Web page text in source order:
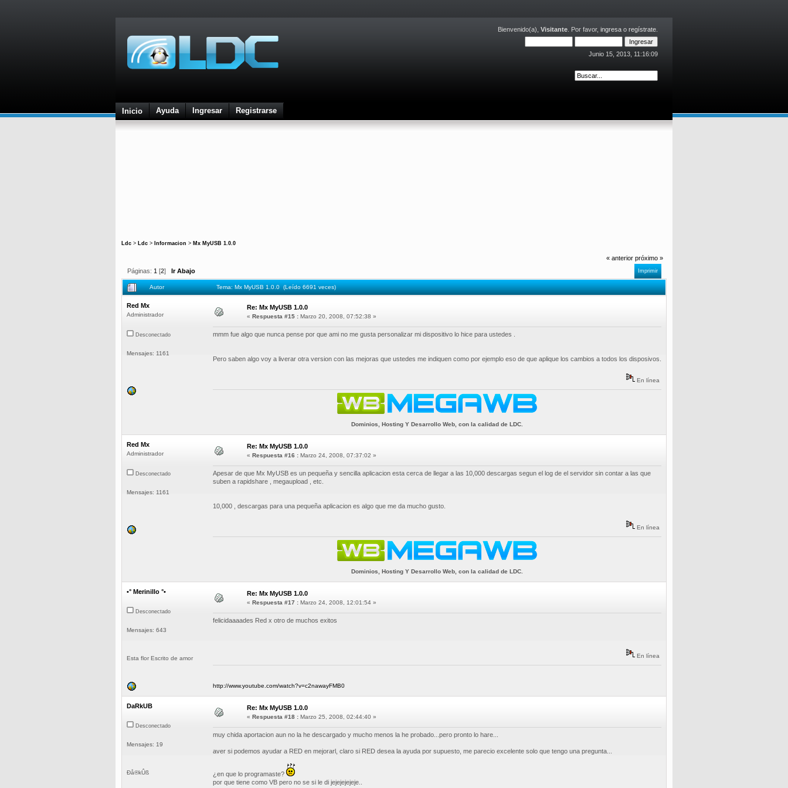
Bienvenido(a), Visitante . Por favor, ingresa o regístrate
Junio 15, 2013, 11:16:09
Inicio Ayuda Ingresar Registrarse
Ldc > Ldc > Informacion > Mx MyUSB 1.0.0
Páginas: 1 [2] Ir Abajo
« anterior próximo »
Imprimir
Autor Tema: Mx MyUSB 1.0.0 (Leído 6691 veces)
Red Mx
Administrador
Desconectado
Mensajes: 1161
Re: Mx MyUSB 1.0.0
« Respuesta #15 : Marzo 20, 2008, 07:52:38 »
mmm fue algo que nunca pense por que ami no me gusta personalizar mi dispositivo lo hice para ustedes .
Pero saben algo voy a liverar otra version con las mejoras que ustedes me indiquen como por ejemplo eso de que aplique los cambios a todos los disposivos.
En línea
Dominios, Hosting Y Desarrollo Web, con la calidad de LDC.
Red Mx
Administrador
Desconectado
Mensajes: 1161
Re: Mx MyUSB 1.0.0
« Respuesta #16 : Marzo 24, 2008, 07:37:02 »
Apesar de que Mx MyUSB es un pequeña y sencilla aplicacion esta cerca de llegar a las 10,000 descargas segun el log de el servidor sin contar a las que
suben a rapidshare , megaupload , etc.
10,000 , descargas para una pequeña aplicacion es algo que me da mucho gusto.
En línea
Dominios, Hosting Y Desarrollo Web, con la calidad de LDC.
•° Merinillo °•
Desconectado
Mensajes: 643
Esta flor Escrito de amor
Re: Mx MyUSB 1.0.0
« Respuesta #17 : Marzo 24, 2008, 12:01:54 »
felicidaaaades Red x otro de muchos exitos
En línea
http://www.youtube.com/watch?v=c2nawayFMB0
DaRkUB
Desconectado
Mensajes: 19
Ðå®kÛß
Re: Mx MyUSB 1.0.0
« Respuesta #18 : Marzo 25, 2008, 02:44:40 »
muy chida aportacion aun no la he descargado y mucho menos la he probado...pero pronto lo hare...
aver si podemos ayudar a RED en mejorarl, claro si RED desea la ayuda por supuesto, me parecio excelente solo que tengo una pregunta...
¿en que lo programaste?
por que tiene como VB pero no se si le di jejejejejeje..